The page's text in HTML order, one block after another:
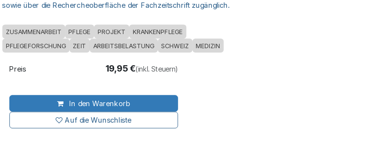
sowie über die Rechercheoberfläche der Fachzeitschrift zugänglich.
ZUSAMMENARBEIT PFLEGE PROJEKT KRANKENPFLEGE
PFLEGEFORSCHUNG ZEIT ARBEITSBELASTUNG SCHWEIZ MEDIZIN
In den Warenkorb
Auf die Wunschliste
Preis 19,95€(inkl. Steuern)